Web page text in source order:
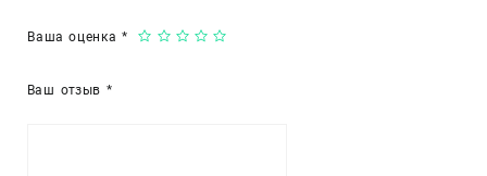
Ваша оценка *
Ваш отзыв *